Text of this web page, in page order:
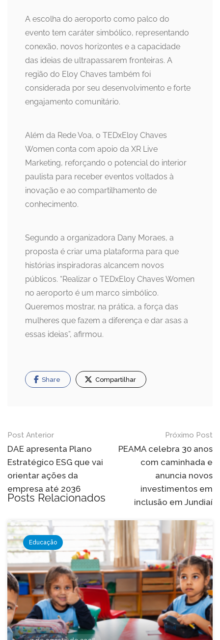
A escolha do aeroporto como palco do
evento tem caráter simbólico, representando
conexão, novos horizontes e a capacidade
das ideias de ultrapassarem fronteiras. A
região do Eloy Chaves também foi
considerada por seu desenvolvimento e forte
engajamento comunitário.
Além da Rede Voa, o TEDxEloy Chaves
Women conta com apoio da XR Live
Marketing, reforçando o potencial do interior
paulista para receber eventos voltados à
inovação e ao compartilhamento de
conhecimento.
Segundo a organizadora Dany Moraes, a
proposta é criar uma plataforma para que
histórias inspiradoras alcancem novos
públicos. “Realizar o TEDxEloy Chaves Women
no aeroporto é um marco simbólico.
Queremos mostrar, na prática, a força das
mulheres que fazem a diferença e dar asas a
essas ideias”, afirmou.
Share Compartilhar
Navegação
de
Post
Post Anterior
DAE apresenta Plano
Estratégico ESG que vai
orientar ações da
empresa até 2036
Próximo Post
PEAMA celebra 30 anos
com caminhada e
anuncia novos
investimentos em
inclusão em Jundiaí
Posts Relacionados
Educação